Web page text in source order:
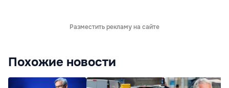
Разместить рекламу на сайте
Похожие новости